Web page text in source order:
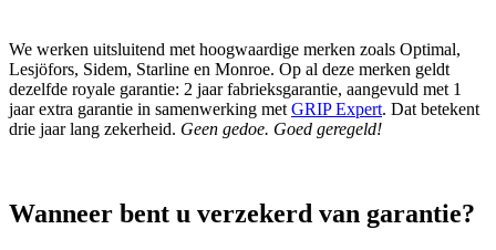
We werken uitsluitend met hoogwaardige merken zoals Optimal,
Lesjöfors, Sidem, Starline en Monroe. Op al deze merken geldt
dezelfde royale garantie: 2 jaar fabrieksgarantie, aangevuld met 1
jaar extra garantie in samenwerking metGRIP Expert. Dat betekent
drie jaar lang zekerheid. Geen gedoe. Goed geregeld!
Wanneer bent u verzekerd van garantie?